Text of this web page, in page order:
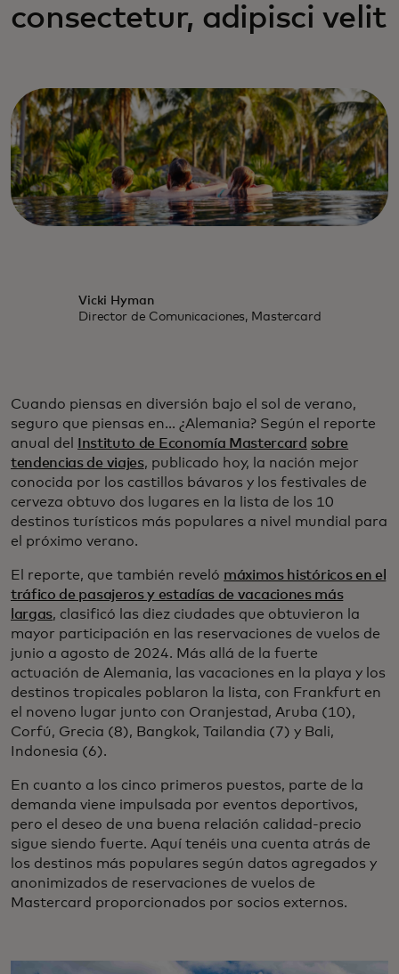
consectetur, adipisci velit
Vicki Hyman
Director de Comunicaciones, Mastercard
Cuando piensas en diversión bajo el sol de verano,
seguro que piensas en... ¿Alemania? Según el reporte
anual del Instituto de Economía Mastercard sobre
tendencias de viajes, publicado hoy, la nación mejor
conocida por los castillos bávaros y los festivales de
cerveza obtuvo dos lugares en la lista de los 10
destinos turísticos más populares a nivel mundial para
el próximo verano.
El reporte, que también reveló máximos históricos en el
tráfico de pasajeros y estadías de vacaciones más
largas, clasificó las diez ciudades que obtuvieron la
mayor participación en las reservaciones de vuelos de
junio a agosto de 2024. Más allá de la fuerte
actuación de Alemania, las vacaciones en la playa y los
destinos tropicales poblaron la lista, con Frankfurt en
el noveno lugar junto con Oranjestad, Aruba (10),
Corfú, Grecia (8), Bangkok, Tailandia (7) y Bali,
Indonesia (6).
En cuanto a los cinco primeros puestos, parte de la
demanda viene impulsada por eventos deportivos,
pero el deseo de una buena relación calidad-precio
sigue siendo fuerte. Aquí tenéis una cuenta atrás de
los destinos más populares según datos agregados y
anonimizados de reservaciones de vuelos de
Mastercard proporcionados por socios externos.